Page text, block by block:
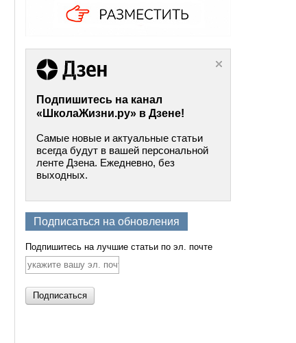
Подпишитесь на канал
«ШколаЖизни.ру» в Дзене!
Самые новые и актуальные статьи
всегда будут в вашей персональной
ленте Дзена. Ежедневно, без
выходных.
Подписаться на обновления
Подпишитесь на лучшие статьи по эл. почте